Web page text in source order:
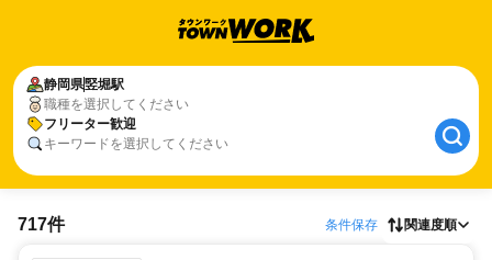
静岡県竪堀駅
職種を選択してください
フリーター歓迎
キーワードを選択してください
717件 条件保存 関連度順